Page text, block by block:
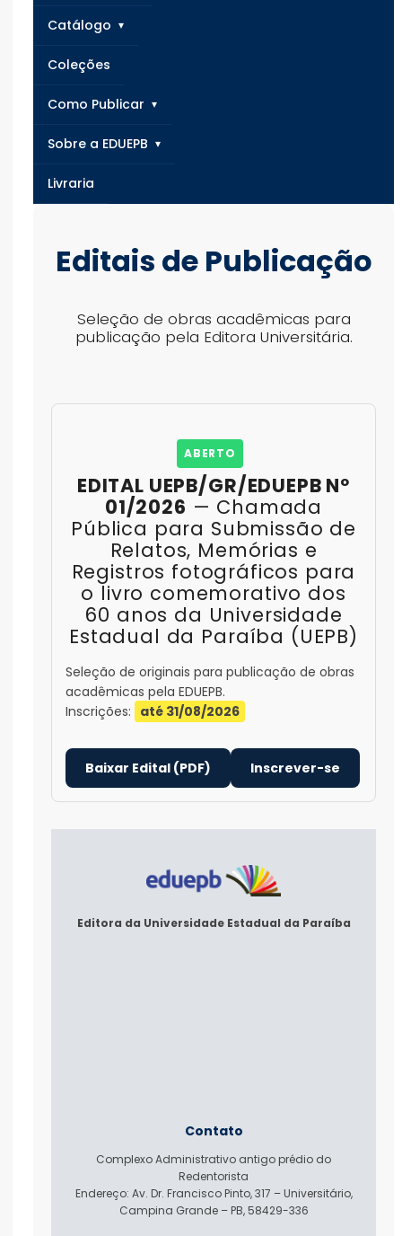
Catálogo
Coleções
Como Publicar
Sobre a EDUEPB
Livraria
Editais de Publicação
Seleção de obras acadêmicas para
publicação pela Editora Universitária.
ABERTO
EDITAL UEPB/GR/EDUEPB Nº
01/2026 — Chamada
Pública para Submissão de
Relatos, Memórias e
Registros fotográficos para
o livro comemorativo dos
60 anos da Universidade
Estadual da Paraíba (UEPB)
Seleção de originais para publicação de obras
acadêmicas pela EDUEPB.
Inscrições: até 31/08/2026
Baixar Edital (PDF) Inscrever-se
Editora da Universidade Estadual da Paraíba
Contato
Complexo Administrativo antigo prédio do
Redentorista
Endereço: Av. Dr. Francisco Pinto, 317 – Universitário,
Campina Grande – PB, 58429-336